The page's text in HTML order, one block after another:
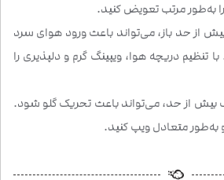
به‌طور مرتب تعویض کنید.
از حد باز، می‌تواند باعث ورود هوای سرد
دریچه هوا، ویپینگ گرم و دلپذیری را
بیش از حد، می‌تواند باعث تحریک گلو شود.
متعادل ویپ کنید.